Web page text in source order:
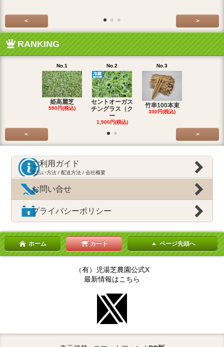
< >
RANKING
No.1
姫高麗芝
590円(税込)
No.2
セントオーガス
チングラス（ク
ー
1,900円(税込)
No.3
竹串100本束
330円(税込)
< >
ご利用ガイド
支払い方法 / 配送方法 / 会社概要
お問い合せ
プライバシーポリシー
ホーム カート ページ先頭へ
（有）児湯芝農園公式X
最新情報はこちら